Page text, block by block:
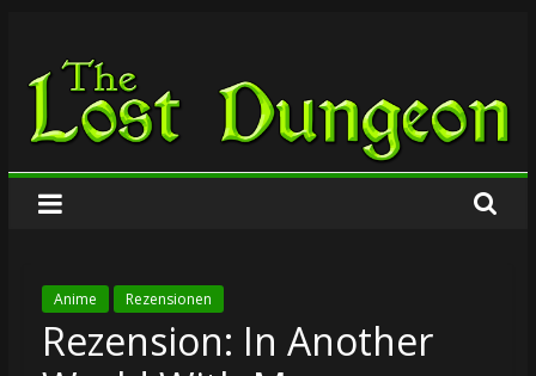
springen
The
Lost
Dungeon
Anime Rezensionen
Rezension: In Another